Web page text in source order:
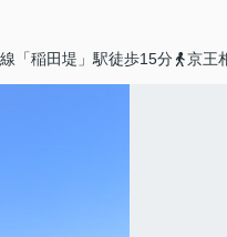
「稲田堤」駅徒歩15分 京王